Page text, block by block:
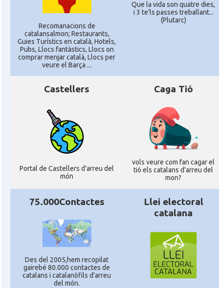
Recomanacions de
catalansalmon; Restaurants,
Guies Turístics en català, Hotels,
Pubs, Llocs fantàstics, Llocs on
comprar menjar català, Llocs per
veure el Barça ...
Que la vida son quatre dies,
i 3 te'ls passes treballant...
(Plutarc)
Castellers
Portal de Castellers d'arreu del
món
Caga Tió
vols veure com fan cagar el
tió els catalans d'arreu del
mon?
75.000Contactes
Des del 2005,hem recopilat
gairebé 80.000 contactes de
catalans i catalanòfils d'arreu
del món.
Llei electoral
catalana